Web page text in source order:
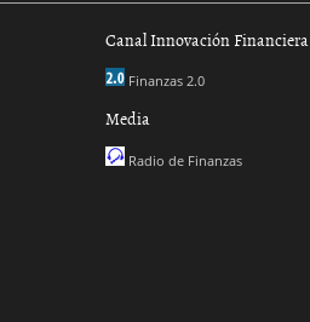
Canal Innovación Financiera
Finanzas 2.0
Media
Radio de Finanzas